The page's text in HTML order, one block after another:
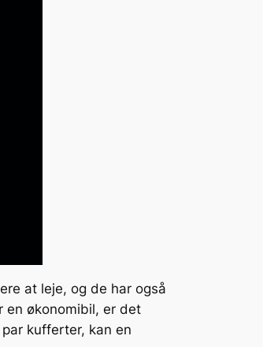
at leje, og de har også
økonomibil, er det
kufferter, kan en